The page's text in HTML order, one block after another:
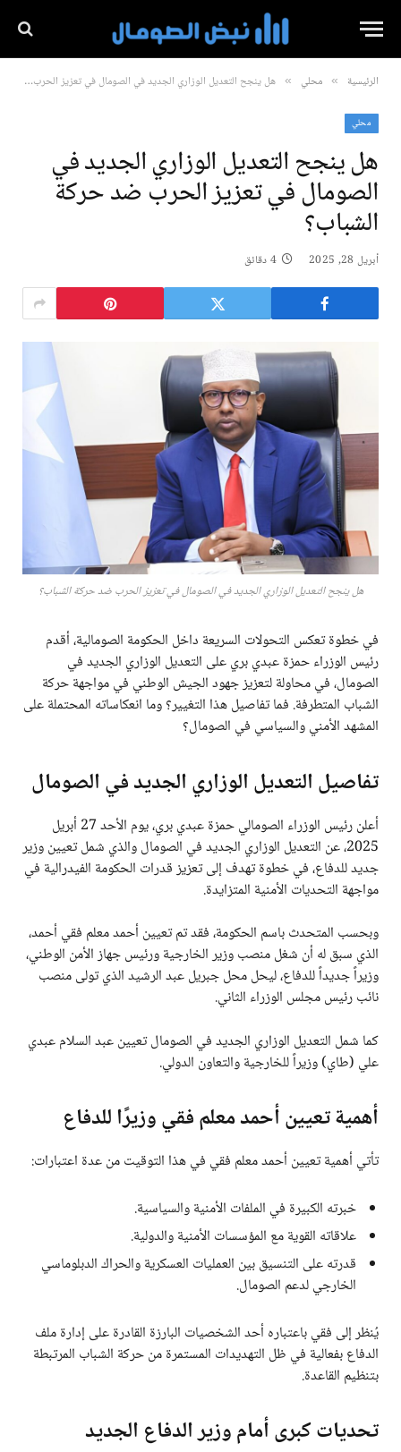
الرئيسية » محلي » هل ينجح التعديل الوزاري الجديد في الصومال في تعزيز الحرب ضد حركة الشباب؟
محلي
هل ينجح التعديل الوزاري الجديد في
الصومال في تعزيز الحرب ضد حركة
الشباب؟
أبريل 28, 2025 4 دقائق
هل ينجح التعديل الوزاري الجديد في الصومال في تعزيز الحرب ضد حركة الشباب؟
في خطوة تعكس التحولات السريعة داخل الحكومة الصومالية، أقدم
رئيس الوزراء حمزة عبدي بري على التعديل الوزاري الجديد في
الصومال، في محاولة لتعزيز جهود الجيش الوطني في مواجهة حركة
الشباب المتطرفة. فما تفاصيل هذا التغيير؟ وما انعكاساته المحتملة على
المشهد الأمني والسياسي في الصومال؟
تفاصيل التعديل الوزاري الجديد في الصومال
أعلن رئيس الوزراء الصومالي حمزة عبدي بري، يوم الأحد 27 أبريل
2025، عن التعديل الوزاري الجديد في الصومال والذي شمل تعيين وزير
جديد للدفاع، في خطوة تهدف إلى تعزيز قدرات الحكومة الفيدرالية في
مواجهة التحديات الأمنية المتزايدة.
وبحسب المتحدث باسم الحكومة، فقد تم تعيين أحمد معلم فقي أحمد،
الذي سبق له أن شغل منصب وزير الخارجية ورئيس جهاز الأمن الوطني،
وزيراً جديداً للدفاع، ليحل محل جبريل عبد الرشيد الذي تولى منصب
نائب رئيس مجلس الوزراء الثاني.
كما شمل التعديل الوزاري الجديد في الصومال تعيين عبد السلام عبدي
علي (طاي) وزيراً للخارجية والتعاون الدولي.
أهمية تعيين أحمد معلم فقي وزيرًا للدفاع
تأتي أهمية تعيين أحمد معلم فقي في هذا التوقيت من عدة اعتبارات:
خبرته الكبيرة في الملفات الأمنية والسياسية.
علاقاته القوية مع المؤسسات الأمنية والدولية.
قدرته على التنسيق بين العمليات العسكرية والحراك الدبلوماسي
الخارجي لدعم الصومال.
يُنظر إلى فقي باعتباره أحد الشخصيات البارزة القادرة على إدارة ملف
الدفاع بفعالية في ظل التهديدات المستمرة من حركة الشباب المرتبطة
بتنظيم القاعدة.
تحديات كبرى أمام وزير الدفاع الجديد